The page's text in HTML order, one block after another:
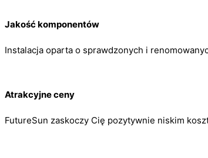
Jakość komponentów
Instalacja oparta o sprawdzonych i
Atrakcyjne ceny
FutureSun zaskoczy Cię pozytywnie niskim